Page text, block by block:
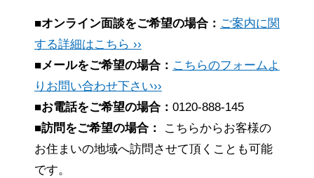
■オンライン面談をご希望の場合： ご案内に関
する詳細はこちら ››
■メールをご希望の場合： こちらのフォームよ
りお問い合わせ下さい››
■お電話をご希望の場合： 0120-888-145
■訪問をご希望の場合：
こちらからお客様の
お住まいの地域へ訪問させて頂くことも可能
です。